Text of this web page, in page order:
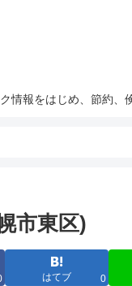
情報をはじめ、節約
市東区)
はてブ 0